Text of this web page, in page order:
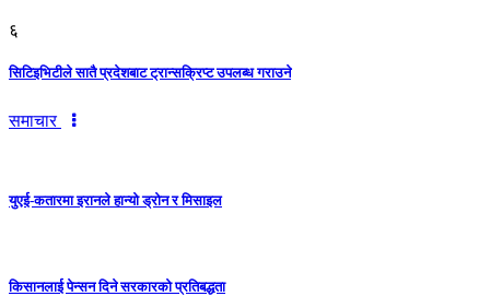
६
सिटिइभिटीले सातै प्रदेशबाट ट्रान्सक्रिप्ट उपलब्ध गराउने
समाचार
युएई-कतारमा इरानले हान्यो ड्रोन र मिसाइल
किसानलाई पेन्सन दिने सरकारको प्रतिबद्धता